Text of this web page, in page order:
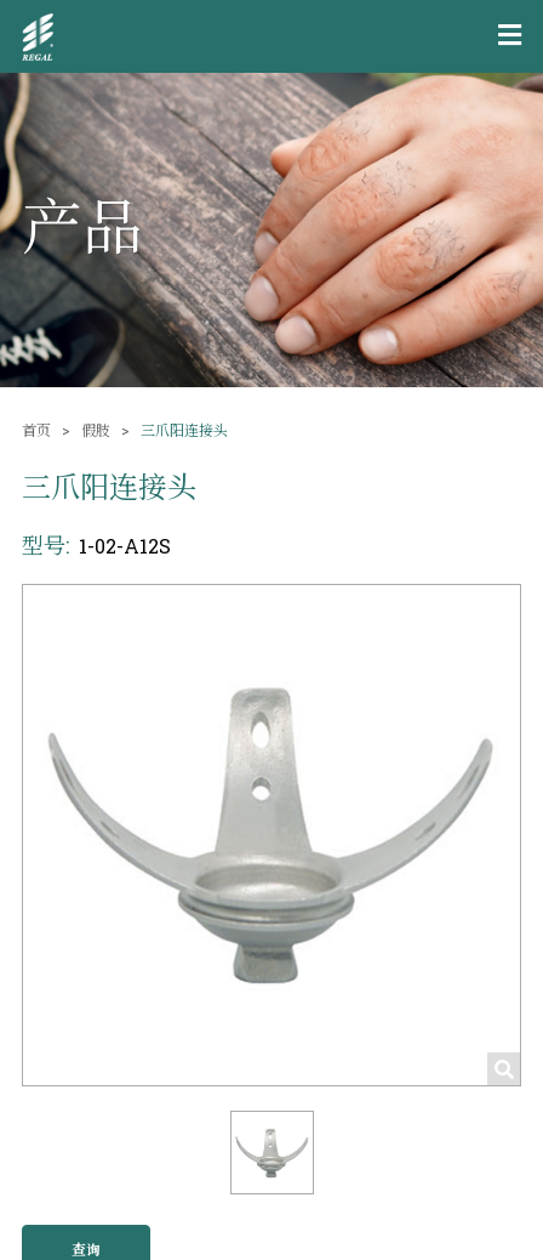
产品
首页 假肢 三爪阳连接头
查询
三爪阳连接头
型号: 1-02-A12S